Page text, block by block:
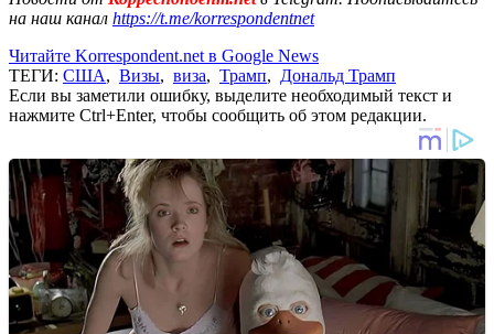
на наш канал https://t.me/korrespondentnet
Читайте Korrespondent.net в Google News
ТЕГИ: США, Визы, виза, Трамп, Дональд Трамп
Если вы заметили ошибку, выделите необходимый текст и
нажмите Ctrl+Enter, чтобы сообщить об этом редакции.